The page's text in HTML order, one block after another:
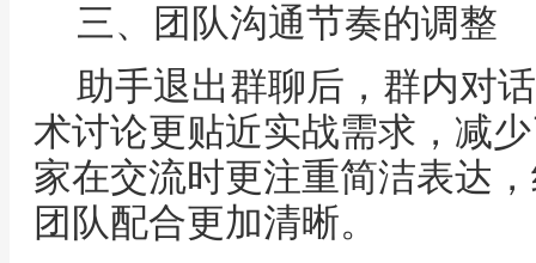
三、团队沟通节奏的调整
助手退出群聊后，群内对
术讨论更贴近实战需求，减
家在交流时更注重简洁表达
团队配合更加清晰。